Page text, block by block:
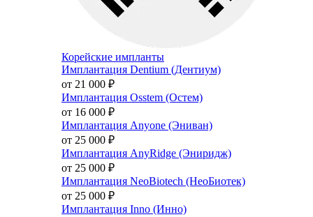
Корейские импланты
Имплантация Dentium (Дентиум)
от 21 000 ₽
Имплантация Osstem (Остем)
от 16 000 ₽
Имплантация Anyone (Эниван)
от 25 000 ₽
Имплантация AnyRidge (Эниридж)
от 25 000 ₽
Имплантация NeoBiotech (НеоБиотек)
от 25 000 ₽
Имплантация Inno (Инно)